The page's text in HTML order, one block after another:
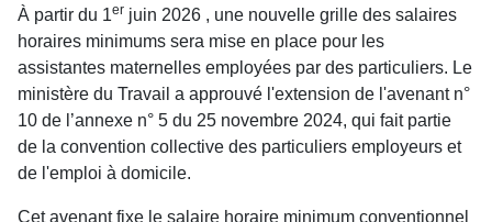
À partir du 1er juin 2026 , une nouvelle grille des salaires
horaires minimums sera mise en place pour les
assistantes maternelles employées par des particuliers. Le
ministère du Travail a approuvé l'extension de l'avenant n°
10 de l’annexe n° 5 du 25 novembre 2024, qui fait partie
de la convention collective des particuliers employeurs et
de l'emploi à domicile.
Cet avenant fixe le salaire horaire minimum conventionnel